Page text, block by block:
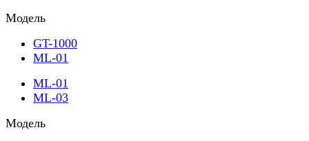
Модель
GT-1000
ML-01
ML-01
ML-03
Модель